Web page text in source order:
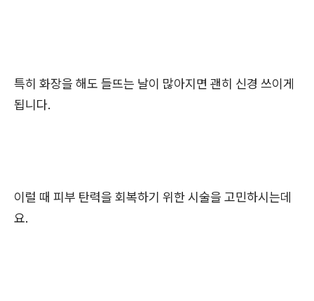
특히 화장을 해도 들뜨는 날이 많아지면 괜히 신경 쓰이게
됩니다.
이럴 때 피부 탄력을 회복하기 위한 시술을 고민하시는데
요.